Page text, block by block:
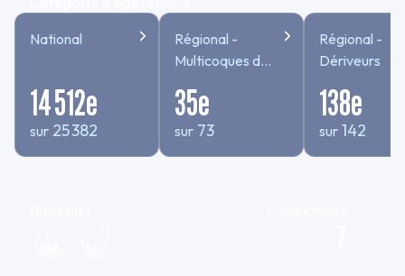
National
14 512e
sur 25 382
Régional -
Multicoques de
35e
sur 73
Régional -
Dériveurs
138e
sur 142